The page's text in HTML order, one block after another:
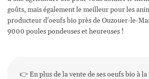
goûts, mais également le meilleur pour les
producteur d'oeufs bio près de Ouzouer-le-
9000 poules pondeuses et heureuses !
👉 En plus de la vente de ses oeufs bio à